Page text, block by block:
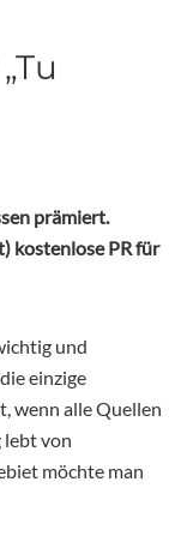
prämiert.
kostenlose PR für
und
einzige
wenn alle Quellen
lebt von
möchte man